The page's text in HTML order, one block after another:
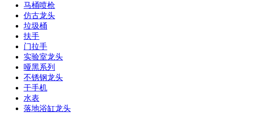
马桶喷枪
仿古龙头
垃圾桶
扶手
门拉手
实验室龙头
哑黑系列
不锈钢龙头
干手机
水表
落地浴缸龙头